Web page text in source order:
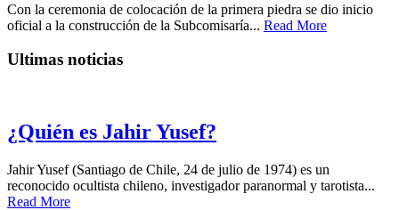
Con la ceremonia de colocación de la primera piedra se dio inicio
oficial a la construcción de la Subcomisaría... Read More
Ultimas noticias
¿Quién es Jahir Yusef?
Jahir Yusef (Santiago de Chile, 24 de julio de 1974) es un
reconocido ocultista chileno, investigador paranormal y tarotista...
Read More